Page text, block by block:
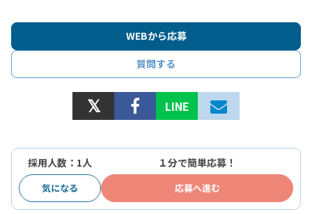
制服・作業服貸
社員割引・特典
平均年齢30代
社内・室内完全
マイカー通勤
駐車場あり（無
バイク・自転車
通勤OK
勤務スタート日
業界未経験者活
業界経験者活躍
中
WEBから応募
質問する
LINE
採用人数：1人
気になる
１分で簡単応募！
応募へ進む